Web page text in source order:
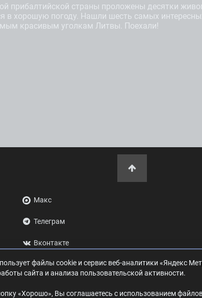
прибалтийской страны проложены десятки
в хорошую погоду. Нашли шесть самых
красивым уголкам Литвы. Поехали!
Макс
Телеграм
Вконтакте
ОК
файлы cookie и сервис веб-аналитики «Яндекс
сайта и анализа пользовательской активности.
«Хорошо», Вы соглашаетесь с использованием